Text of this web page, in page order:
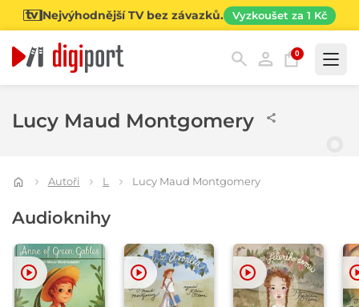
Nejvýhodnější TV bez závazků. Vyzkoušet za 1 Kč
0
Lucy Maud Montgomery
Autoři L Lucy Maud Montgomery
Audioknihy